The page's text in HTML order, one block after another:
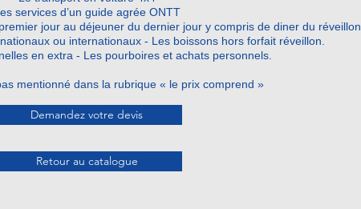
services d’un guide agrée ONTT
jour au déjeuner du dernier jour y compris de diner du réveillon.
ou internationaux - Les boissons hors forfait réveillon.
en extra - Les pourboires et achats personnels.
mentionné dans la rubrique « le prix comprend »
Demandez votre devis
Retour au catalogue